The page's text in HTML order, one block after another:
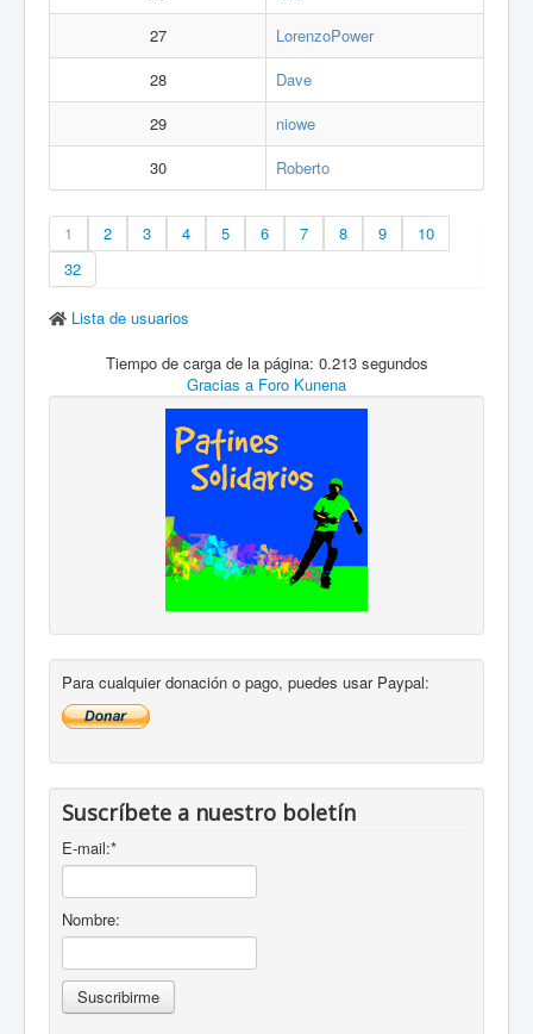
27
LorenzoPower
28
Dave
29
niowe
30
Roberto
1 2 3 4 5 6 7 8 9
10
32
Lista de usuarios
Tiempo de carga de la página: 0.213 segundos
Gracias a Foro Kunena
Para cualquier donación o pago, puedes usar Paypal:
Suscríbete a nuestro boletín
E-mail:*
Nombre: